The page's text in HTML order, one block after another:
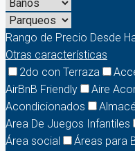
Rango de Precio Desde
Otras características
2do con Terraza
AirBnB Friendly
Aire
Acondicionados
Area De Juegos Infantiles
Área social
Áreas para